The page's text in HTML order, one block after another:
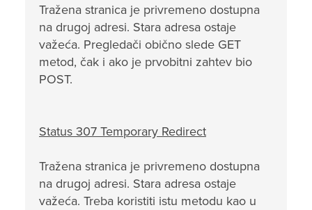
Tražena stranica je privremeno dostupna
na drugoj adresi. Stara adresa ostaje
važeća. Pregledači obično slede GET
metod, čak i ako je prvobitni zahtev bio
POST.
Status 307 Temporary Redirect
Tražena stranica je privremeno dostupna
na drugoj adresi. Stara adresa ostaje
važeća. Treba koristiti istu metodu kao u